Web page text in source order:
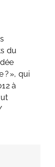
du
? », qui
à